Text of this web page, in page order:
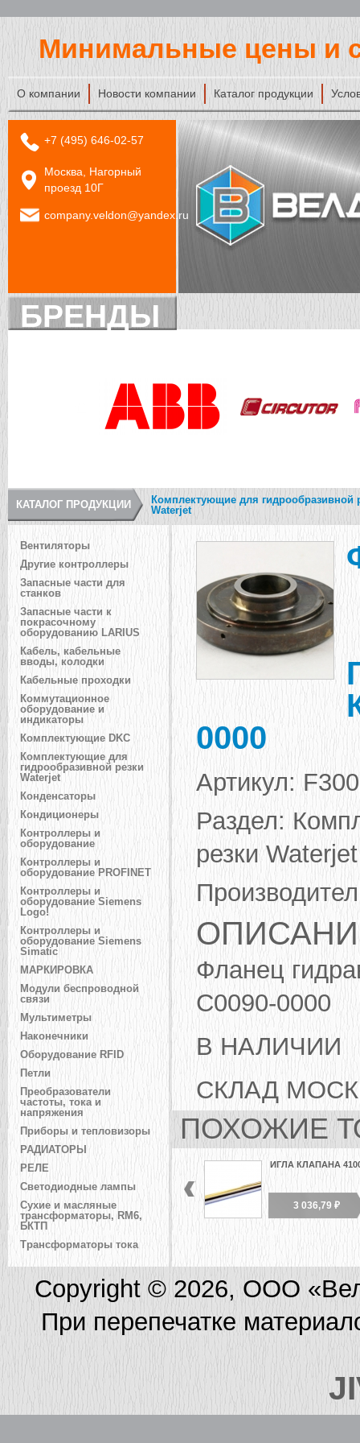
Минимальные цены и
О компании Новости компании Каталог продукции
+7 (495) 646-02-57
Москва, Нагорный
проезд 10Г
company.veldon@yandex.ru
БРЕНДЫ
КАТАЛОГ ПРОДУКЦИИ
Комплектующие для гидрообразивной
Waterjet
Вентиляторы
Другие контроллеры
Запасные части для
станков
Запасные части к
покрасочному
оборудованию LARIUS
Кабель, кабельные
вводы, колодки
Кабельные проходки
Коммутационное
оборудование и
индикаторы
Комплектующие DKC
Комплектующие для
гидрообразивной резки
Waterjet
Конденсаторы
Кондиционеры
Контроллеры и
оборудование
Контроллеры и
оборудование PROFINET
Контроллеры и
оборудование Siemens
Logo!
Контроллеры и
оборудование Siemens
Simatic
МАРКИРОВКА
Модули беспроводной
связи
Мультиметры
Наконечники
Оборудование RFID
Петли
Преобразователи
частоты, тока и
напряжения
Приборы и тепловизоры
РАДИАТОРЫ
РЕЛЕ
Светодиодные лампы
Сухие и масляные
трансформаторы, RM6,
БКТП
Трансформаторы тока
0000
Артикул:
Раздел:
резки Waterjet
Фланец
C0090-0000
В НАЛИЧИИ
СКЛАД
ПОХОЖИЕ
ИГЛА КЛАПАНА
3 036,79 ₽
Copyright © 2026, ООО
При перепечатке